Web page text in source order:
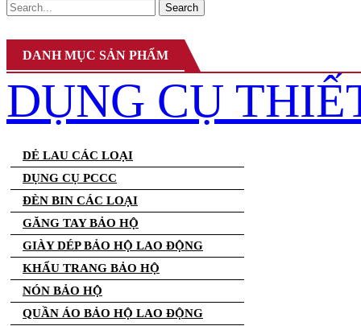
Search
DANH MỤC SẢN PHẨM
DỤNG CỤ
DẺ LAU CÁC LOẠI
DỤNG CỤ PCCC
ĐÈN BIN CÁC LOẠI
GĂNG TAY BẢO HỘ
GIÀY DÉP BẢO HỘ LAO ĐỘNG
KHẨU TRANG BẢO HỘ
NÓN BẢO HỘ
QUẦN ÁO BẢO HỘ LAO ĐỘNG